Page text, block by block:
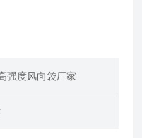
强度风向袋厂家